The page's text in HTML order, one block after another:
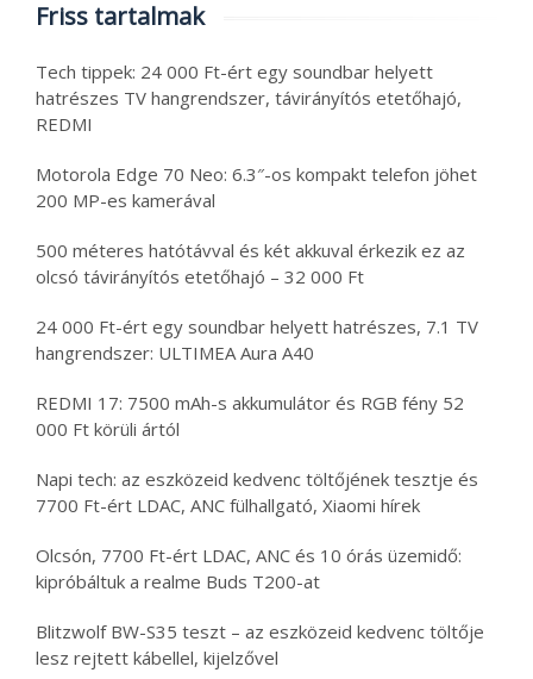
Friss tartalmak
Tech tippek: 24 000 Ft-ért egy soundbar helyett
hatrészes TV hangrendszer, távirányítós etetőhajó,
REDMI
Motorola Edge 70 Neo: 6.3″-os kompakt telefon jöhet
200 MP-es kamerával
500 méteres hatótávval és két akkuval érkezik ez az
olcsó távirányítós etetőhajó – 32 000 Ft
24 000 Ft-ért egy soundbar helyett hatrészes, 7.1 TV
hangrendszer: ULTIMEA Aura A40
REDMI 17: 7500 mAh-s akkumulátor és RGB fény 52
000 Ft körüli ártól
Napi tech: az eszközeid kedvenc töltőjének tesztje és
7700 Ft-ért LDAC, ANC fülhallgató, Xiaomi hírek
Olcsón, 7700 Ft-ért LDAC, ANC és 10 órás üzemidő:
kipróbáltuk a realme Buds T200-at
Blitzwolf BW-S35 teszt – az eszközeid kedvenc töltője
lesz rejtett kábellel, kijelzővel